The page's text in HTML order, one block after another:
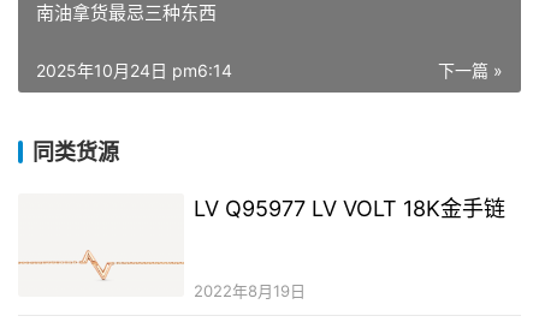
南油拿货最忌三种东西
下一篇 »
2025年10月24日 pm6:14
同类货源
LV Q95977 LV VOLT 18K金手链
2022年8月19日